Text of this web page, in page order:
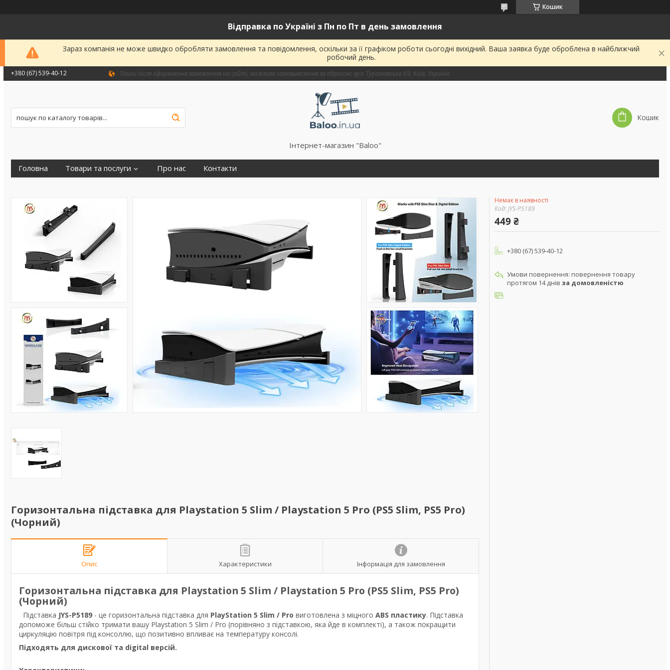
Кошик
Відправка по Україні з Пн по Пт в день замовлення
Зараз компанія не може швидко обробляти замовлення та повідомлення, оскільки за її графіком роботи сьогодні вихідний. Ваша заявка буде оброблена в найближчий
робочий день.
+380 (67) 539-40-12 Тільки після оформлення замовлення на сайті, можливе самовивезення за адресою: вул. Тургенєвська 69, Київ, Україна
Інтернет-магазин "Baloo"
Кошик
Головна Товари та послуги Про нас Контакти
Горизонтальна підставка для Playstation 5 Slim / Playstation 5 Pro (PS5 Slim, PS5 Pro)
(Чорний)
Опис Характеристики Інформація для замовлення
Горизонтальна підставка для Playstation 5 Slim / Playstation 5 Pro (PS5 Slim, PS5 Pro)
(Чорний)
Підставка JYS-P5189 - це горизонтальна підставка для PlayStation 5 Slim / Pro виготовлена з міцного ABS пластику. Підставка
допоможе більш стійко тримати вашу Playstation 5 Slim / Pro (порівняно з підставкою, яка йде в комплекті), а також покращити
циркуляцію повітря під консоллю, що позитивно впливає на температуру консолі.
Підходять для дискової та digital версій.
Немає в наявності
Код: JYS-P5189
449 ₴
+380 (67) 539-40-12
повернення товару
протягом 14 днів за домовленістю